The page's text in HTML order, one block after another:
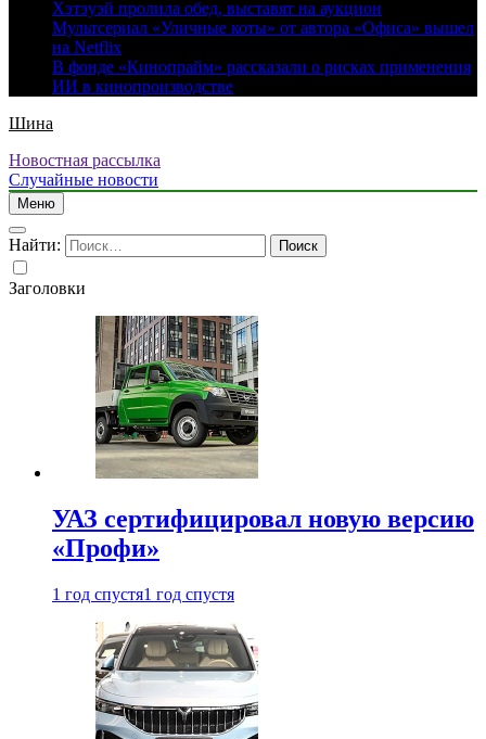
Хэтэуэй пролила обед, выставят на аукцион
Мультсериал «Уличные коты» от автора «Офиса» вышел
на Netflix
В фонде «Кинопрайм» рассказали о рисках применения
ИИ в кинопроизводстве
Шина
Новостная рассылка
Случайные новости
Меню
Найти:
Заголовки
УАЗ сертифицировал новую версию
«Профи»
1 год спустя1 год спустя